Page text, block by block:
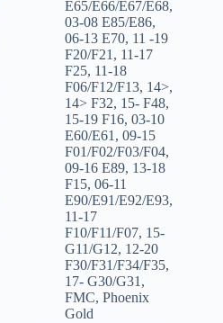
E65/E66/E67/E68,
03-08 E85/E86,
06-13 E70, 11 -19
F20/F21 , 11-17
F25, 11-18
F06/F12/F13, 14>,
14> F32, 15- F48,
15-19 F16,03-10
E60/E61 ,09-15
F01/F02/F03/F04,
09-16 E89, 13-18
F15,06-11
E90/E91/E92/E93,
11-17
F10/F11/F07, 15-
G11/G12, 12-20
F30/F31/F34/F35,
17- G30/G31 ,
FMC,Phoenix
Gold